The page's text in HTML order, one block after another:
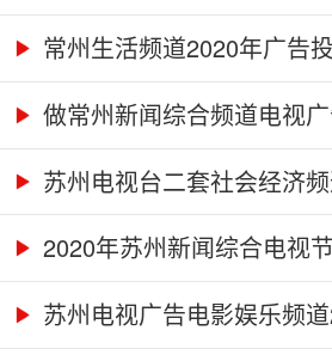
常州生活频道2020年广告
做常州新闻综合频道电视
钱...苏州电视台二套社会经济
2020年苏州新闻综合电视
苏州电视广告电影娱乐频